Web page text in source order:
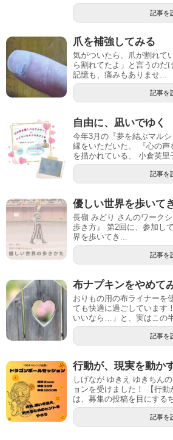
記事を
爪を補強してみる
気がついたら、爪が割れて
ら割れてたよ」と言うの
記憶も、痛みもありませ...
記事を
自由に、凪いでゆく
今年3月の『夢を結ぶマル
縁をいただいた、 『心の声
を描かれている、 小倉英里
記事を
優しい世界を歩いて
長嶺 みどり さんのワーク
歩き方』 第2回に、参加し
界を歩いてき...
記事を
布ナプキンをやめて
おりもの用の布ライナーを
ても快適に過ごしています
いいなら…」と、実はこの
記事を
行動が、現実を動か
しげなが ゆきえ ゆきちん
ョンを受けました！ 【行
は、募集の投稿を目にする
記事を